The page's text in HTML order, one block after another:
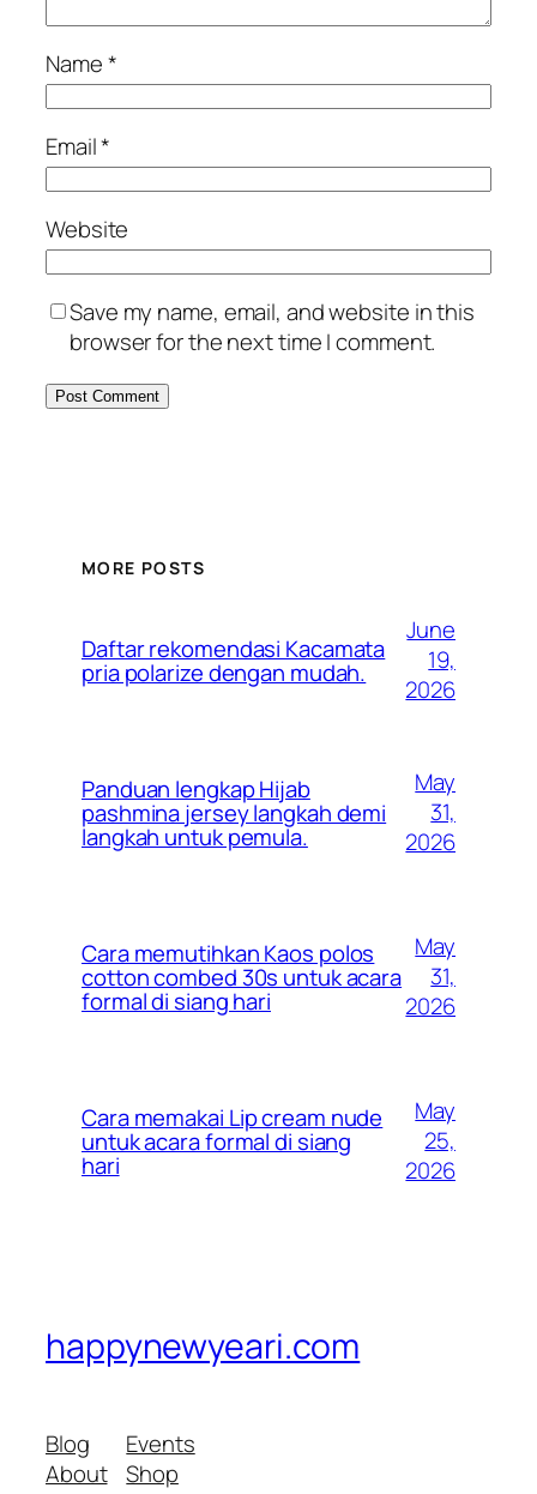
Name*
Email*
Website
Save my name, email, and website in this
browser for the next time I comment.
MORE POSTS
Daftar rekomendasi Kacamata
pria polarize dengan mudah.
June
19,
2026
Panduan lengkap Hijab
pashmina jersey langkah demi
langkah untuk pemula.
May
31,
2026
Cara memutihkan Kaos polos
cotton combed 30s untuk acara
formal di siang hari
May
31,
2026
Cara memakai Lip cream nude
untuk acara formal di siang
hari
May
25,
2026
happynewyeari.com
Blog
About
Events
Shop